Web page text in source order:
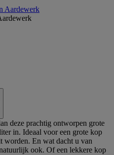
deze prachtig ontworpen grote
in. Ideaal voor een grote kop
worden. En wat dacht u van
ook. Of een lekkere kop